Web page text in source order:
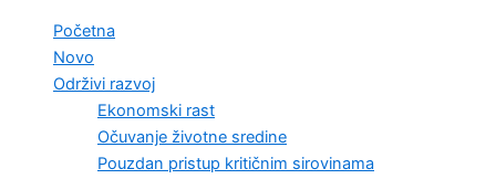
Početna
Novo
Održivi razvoj
Ekonomski rast
Očuvanje životne sredine
Pouzdan pristup kritičnim sirovinama